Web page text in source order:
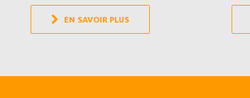
EN SAVOIR PLUS